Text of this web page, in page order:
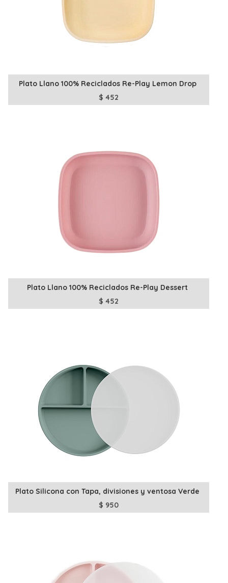
Plato Llano 100% Reciclados Re-Play Lemon Drop
$452
Plato Llano 100% Reciclados Re-Play Dessert
$452
Plato Silicona con Tapa, divisiones y ventosa Verde
$ 950